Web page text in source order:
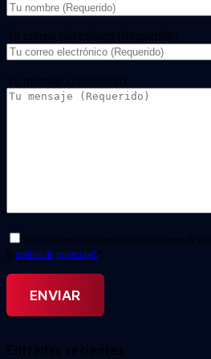
Tu correo electrónico (Requerido)
Tu mensaje (Necesario)
Doy mi consentimiento para el tratamiento de
la política de privacidad. *
Entradas recientes